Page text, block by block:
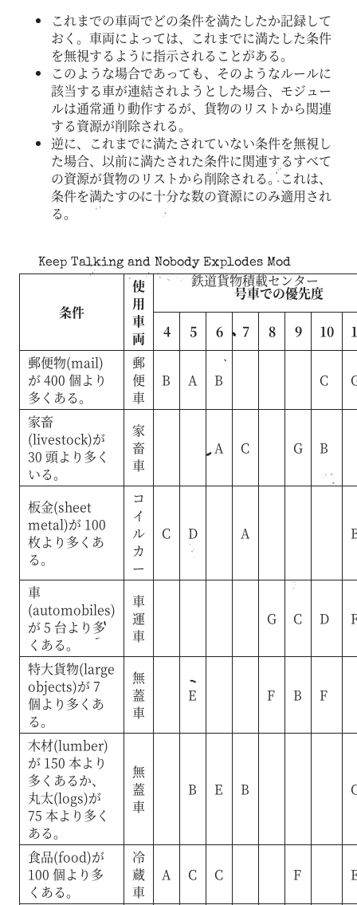
これまでの車両でどの条件を満たしたか記録して
おく。車両によっては、これまでに満たした条件
を無視するように指示されることがある。
このような場合であっても、そのようなルールに
該当する車が連結されようとした場合、モジュー
ルは通常通り動作するが、貨物のリストから関連
する資源が削除される。
逆に、これまでに満たされていない条件を無視し
た場合、以前に満たされた条件に関連するすべて
の資源が貨物のリストから削除される。これは、
条件を満たすのに十分な数の資源にのみ適用され
る。
Keep Talking and Nobody Explodes Mod
鉄道貨物積載センター
条件
使
用
車
両
号車での優先度
4 5 6 7 8 9 10
郵便物(mail)
が 400 個より
多くある。
郵
便
車
B A B C
家畜
(livestock)が
30 頭より多く
いる。
家
畜
車
A C G B
板金(sheet
metal)が 100
枚より多くあ
る。
コ
イ
ル
カ
ー
C D A
車
(automobiles)
が 5 台より多
くある。
車
運
車
G C D
特大貨物(large
objects)が 7
個より多くあ
る。
無
蓋
車
E F B F
木材(lumber)
が 150 本より
多くあるか、
丸太(logs)が
75 本より多く
ある。
無
蓋
車
B E B
食品(food)が
100 個より多
くある。
冷
蔵
車
A C C F